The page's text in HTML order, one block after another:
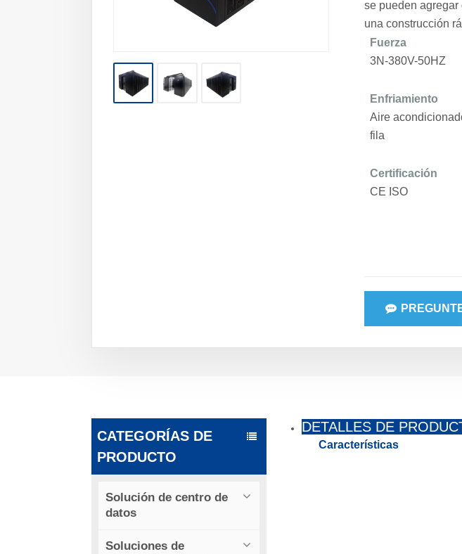
se pueden
una construcción
Fuerza
3N-380V-50HZ
Enfriamiento
Aire
fila
Certificación
CE ISO
CATEGORÍAS DE
PRODUCTO
Solución de centro de
datos
Soluciones de
DETALLES DE
Características